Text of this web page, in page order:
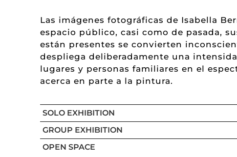
Las imágenes fotográficas de Isabella
espacio público, casi como de pasada,
están presentes se convierten
despliega deliberadamente una
lugares y personas familiares en el
acerca en parte a la pintura.
SOLO EXHIBITION
GROUP EXHIBITION
OPEN SPACE